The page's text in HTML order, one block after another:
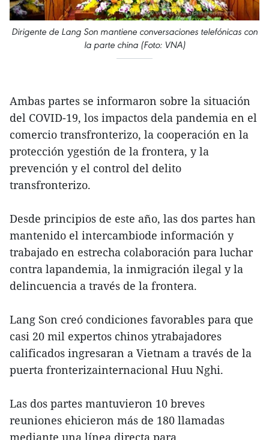
Dirigente de Lang Son mantiene conversaciones telefónicas con
la parte china (Foto: VNA)
Ambas partes se informaron sobre la situación
del COVID-19, los impactos dela pandemia en el
comercio transfronterizo, la cooperación en la
protección ygestión de la frontera, y la
prevención y el control del delito
transfronterizo.
Desde principios de este año, las dos partes han
mantenido el intercambiode información y
trabajado en estrecha colaboración para luchar
contra lapandemia, la inmigración ilegal y la
delincuencia a través de la frontera.
Lang Son creó condiciones favorables para que
casi 20 mil expertos chinos ytrabajadores
calificados ingresaran a Vietnam a través de la
puerta fronterizainternacional Huu Nghi.
Las dos partes mantuvieron 10 breves
reuniones ehicieron más de 180 llamadas
mediante una línea directa para